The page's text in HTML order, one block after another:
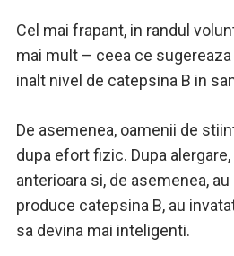
Cel mai frapant, in randul
mai mult – ceea ce
inalt nivel de catepsina B in
De asemenea, oamenii de
dupa efort fizic. Dupa
anterioara si, de asemenea,
produce catepsina B, au
sa devina mai inteligenti.